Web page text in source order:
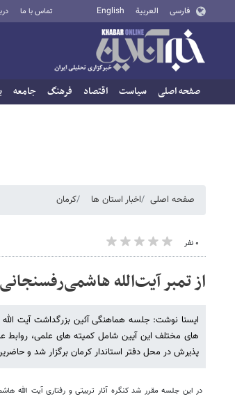
فارسی العربية English تماس با ما
صفحه اصلی سیاست اقتصاد فرهنگ جامعه
صفحه اصلی اخبار استان ها کرمان
۰ نفر
از تمبر آیت‌الله
ایسنا نوشت: جلسه هماهنگی آئین بزرگداشت آیت
های مختلف این آیین شامل کمیته های علمی، روابط
پذیرش در محل دفتر استاندار کرمان برگزار شد و